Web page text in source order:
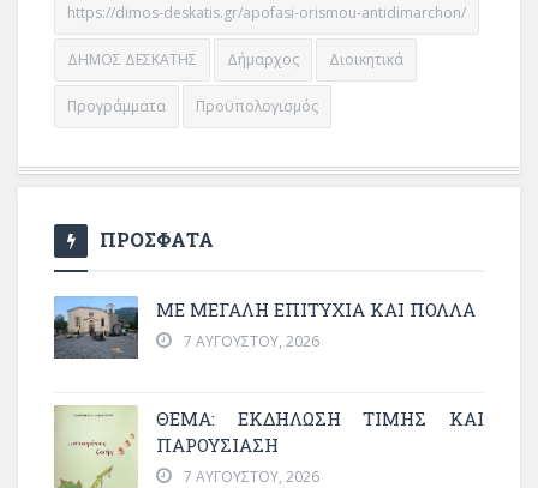
https://dimos-deskatis.gr/apofasi-orismou-antidimarchon/
ΔΗΜΟΣ ΔΕΣΚΑΤΗΣ Δήμαρχος Διοικητικά
Προγράμματα Προϋπολογισμός
ΠΡΟΣΦΑΤΑ
ΜΕ ΜΕΓΆΛΗ ΕΠΙΤΥΧΊΑ ΚΑΙ ΠΟΛΛΆ
7 ΑΥΓΟΎΣΤΟΥ, 2026
ΘΈΜΑ: ΕΚΔΉΛΩΣΗ ΤΙΜΉΣ ΚΑΙ
ΠΑΡΟΥΣΊΑΣΗ
7 ΑΥΓΟΎΣΤΟΥ, 2026